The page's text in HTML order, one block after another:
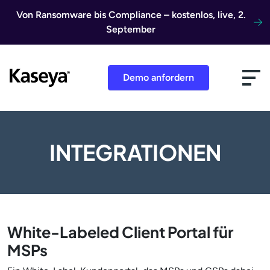
Von Ransomware bis Compliance – kostenlos, live, 2.
September
Demo anfordern
INTEGRATIONEN
White-Labeled Client Portal für
MSPs